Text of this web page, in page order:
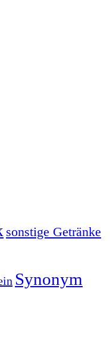
sonstige Getränke
Synonym